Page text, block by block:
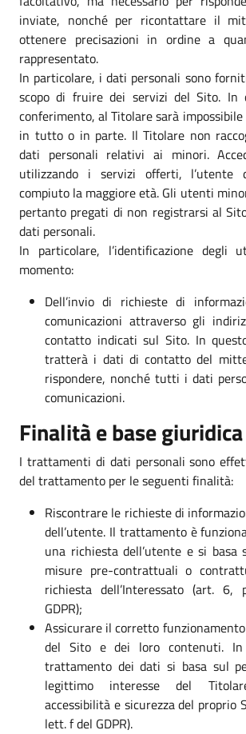
inviate, nonché per ricontattare il
ottenere precisazioni in ordine a
rappresentato.
In particolare, i dati personali sono
scopo di fruire dei servizi del Sito. In
conferimento, al Titolare sarà
in tutto o in parte. Il Titolare non
dati personali relativi ai minori.
utilizzando i servizi offerti, l’utente
compiuto la maggiore età. Gli utenti
pertanto pregati di non registrarsi al
dati personali.
In particolare, l’identificazione degli
momento:
Dell’invio di richieste di
comunicazioni attraverso gli
contatto indicati sul Sito. In
tratterà i dati di contatto del
rispondere, nonché tutti i dati
comunicazioni.
Finalità e base giuridica
I trattamenti di dati personali sono
del trattamento per le seguenti finalità:
Riscontrare le richieste di
dell’utente. Il trattamento è
una richiesta dell’utente e si basa
misure pre-contrattuali o
richiesta dell’Interessato (art.
GDPR);
Assicurare il corretto
del Sito e dei loro contenuti.
trattamento dei dati si basa sul
legittimo interesse del
accessibilità e sicurezza del proprio
lett. f del GDPR).